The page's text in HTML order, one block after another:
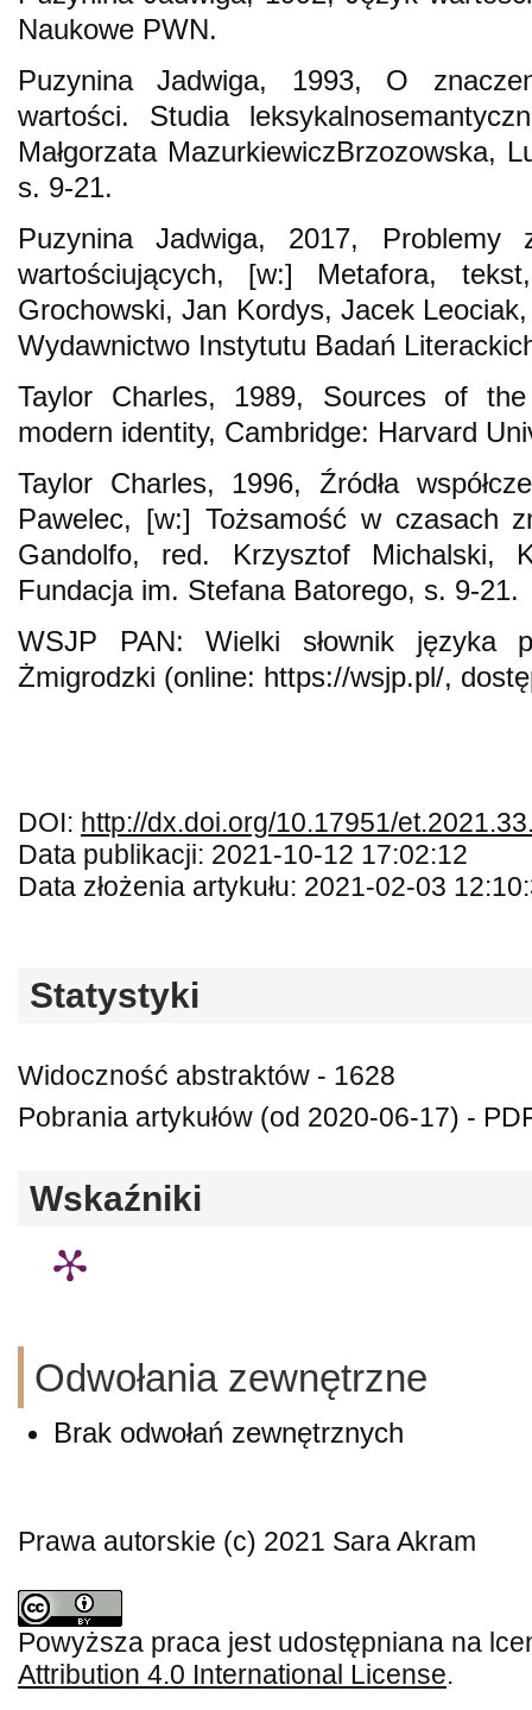
Naukowe PWN.
Puzynina Jadwiga, 1993, O
wartości. Studia
Małgorzata MazurkiewiczBrzozowska,
s. 9-21.
Puzynina Jadwiga, 2017, Problemy
wartościujących, [w:] Metafora,
Grochowski, Jan Kordys, Jacek
Wydawnictwo Instytutu Badań
Taylor Charles, 1989, Sources of
modern identity, Cambridge: Harvard
Taylor Charles, 1996, Źródła
Pawelec, [w:] Tożsamość w czasach
Gandolfo, red. Krzysztof Michalski,
Fundacja im. Stefana Batorego, s. 9-21.
WSJP PAN: Wielki słownik języka
Żmigrodzki (online: https://wsjp.pl/,
DOI: http://dx.doi.org/10.17951/
Data publikacji: 2021-10-12 17:02:12
Data złożenia artykułu: 2021-02-03
Statystyki
Widoczność abstraktów - 1628
Pobrania artykułów (od 2020-06-17) -
Wskaźniki
Odwołania zewnętrzne
Brak odwołań zewnętrznych
Prawa autorskie (c) 2021 Sara Akram
Powyższa praca jest udostępniana na
Attribution 4.0 International License.